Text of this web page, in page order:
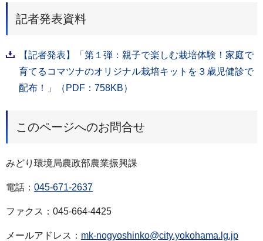
記者発表資料
【記者発表】「第１弾：親子で楽しむ栽培体験！家庭で
育てるコマツナのオリジナル栽培キットを３歳児健診で
配布！」（PDF：758KB）
このページへのお問合せ
みどり環境局農政部農業振興課
電話： 045-671-2637
ファクス：045-664-4425
メールアドレス： mk-nogyoshinko@city.yokohama.lg.jp